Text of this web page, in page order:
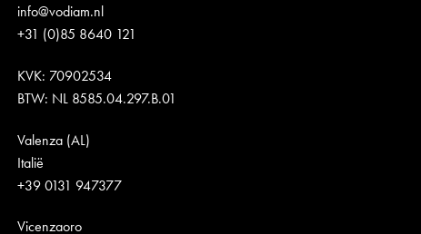
info@vodiam.nl
+31 (0)85 8640 121
KVK: 70902534
BTW: NL 8585.04.297.B.01
Valenza (AL)
Italië
+39 0131 947377
Vicenzaoro